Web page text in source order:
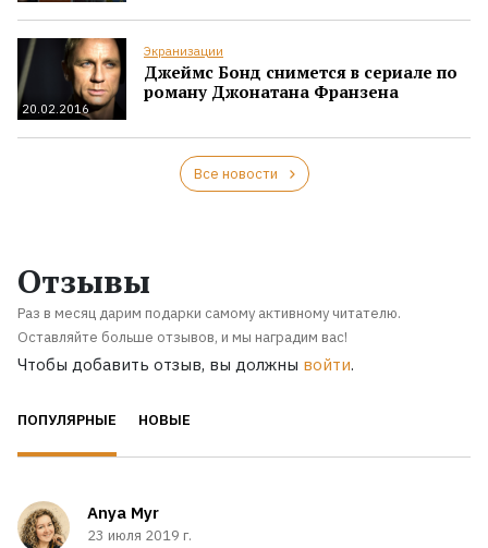
20.02.2016
Экранизации
Джеймс Бонд снимется в сериале по
роману Джонатана Франзена
Все новости
Отзывы
Раз в месяц дарим подарки самому активному читателю.
Оставляйте больше отзывов, и мы наградим вас!
Чтобы добавить отзыв, вы должны войти.
ПОПУЛЯРНЫЕ НОВЫЕ
Anya Myr
23 июля 2019 г.